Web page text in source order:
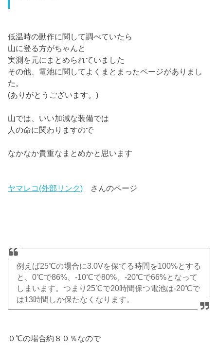
低温時の動作に関して調べていたら
山に登る方がちゃんと
実測を元にまとめられていました
その他、電池に関してよくまとまったページがありまし
た。
(ありがとうございます。)
山では、いい加減な装備では
人の命に関わりますので
なかなか貴重なまとめかと思います
ヤマレコ(外部リンク) さんのページ
例えば25℃の場合に3.0Vを保てる時間を100%とする
と、0℃で86%、-10℃で80%、-20℃で66%となって
しまいます。つまり25℃で20時間保つ電池は-20℃で
は13時間しか保たなくなります。
０℃の場合約８０％なので